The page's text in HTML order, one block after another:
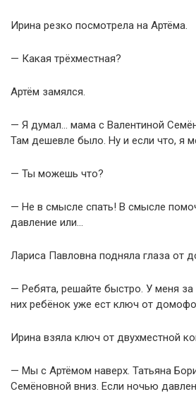
Ирина резко посмотрела на Артёма.
— Какая трёхместная?
Артём замялся.
— Я думал… мама с Валентиной
Там дешевле было. Ну и если что, я
— Ты можешь что?
— Не в смысле спать! В смысле
давление или…
Лариса Павловна подняла глаза от
— Ребята, решайте быстро. У меня
них ребёнок уже ест ключ от
Ирина взяла ключ от двухместной
— Мы с Артёмом наверх. Татьяна
Семёновной вниз. Если ночью